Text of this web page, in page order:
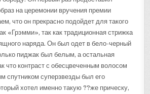
на церемонии вручения премии
что он прекрасно подойдет для такого
«Грэмми», так как традиционная стрижка
наряда. Он был одет в бело-черный
пиджак был белым, а остальная
что контраст с обесцвеченным волосом
спутником суперзвезды был его
хотел именно такую ??же прическу,